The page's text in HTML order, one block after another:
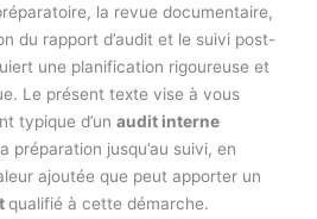
la revue documentaire,
du rapport d’audit et le suivi post-
une planification rigoureuse et
Le présent texte vise à vous
typique d’unaudit interne
préparation jusqu’au suivi, en
ajoutée que peut apporter un
qualifié à cette démarche.